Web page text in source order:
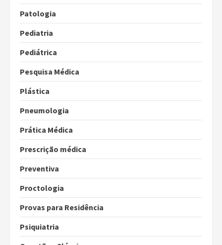
Patologia
Pediatria
Pediátrica
Pesquisa Médica
Plástica
Pneumologia
Prática Médica
Prescrição médica
Preventiva
Proctologia
Provas para Residência
Psiquiatria